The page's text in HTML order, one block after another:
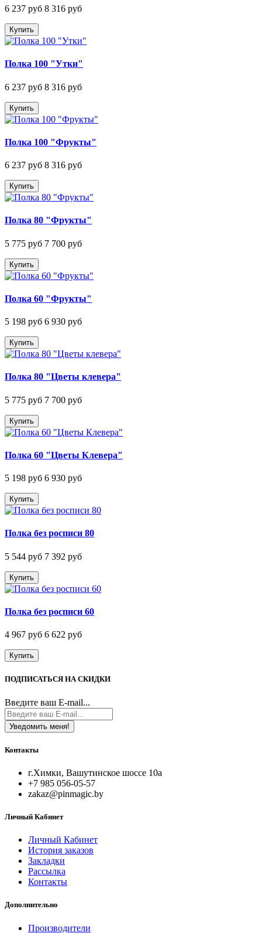
6 237 руб 8 316 руб
Купить
Полка 100 "Утки"
6 237 руб 8 316 руб
Купить
Полка 100 "Фрукты"
6 237 руб 8 316 руб
Купить
Полка 80 "Фрукты"
5 775 руб 7 700 руб
Купить
Полка 60 "Фрукты"
5 198 руб 6 930 руб
Купить
Полка 80 "Цветы клевера"
5 775 руб 7 700 руб
Купить
Полка 60 "Цветы Клевера"
5 198 руб 6 930 руб
Купить
Полка без росписи 80
5 544 руб 7 392 руб
Купить
Полка без росписи 60
4 967 руб 6 622 руб
Купить
ПОДПИСАТЬСЯ НА СКИДКИ
Введите ваш E-mail...
Уведомить меня!
Контакты
г.Химки, Вашутинское шоссе 10а
+7 985 056-05-57
zakaz@pinmagic.by
Личный Кабинет
Личный Кабинет
История заказов
Закладки
Рассылка
Контакты
Дополнительно
Производители